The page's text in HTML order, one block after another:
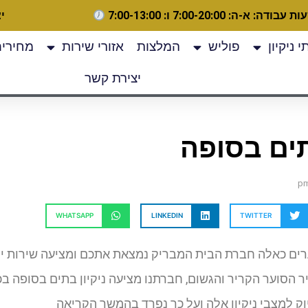
עבודה: א-ה: 7:00-20:00 ו: 7:00-13:00
ניקיון פוליש המלצות אזורי שירות
יצירת קשר
בסופה
TWITTER
LINKEDIN
WHATSAPP
כאלה חברת הבית המבריק נמצאת אתכם ומציעה שירות
הסוער הקריר והגשום, חברתנו מציעה ניקיון בתים
למצבי ניקיון אלה ועל כך נפרד בהמשך הקריאה